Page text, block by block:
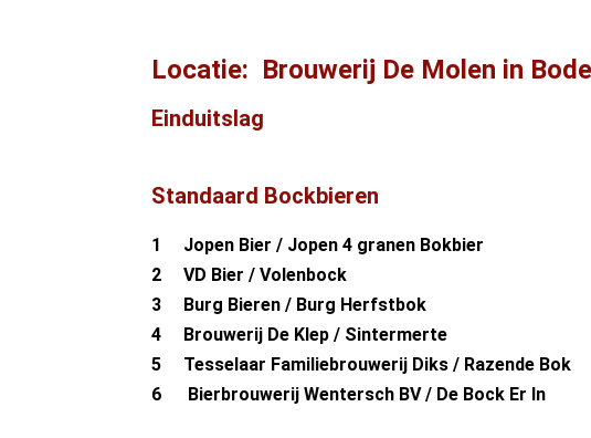
Locatie: Brouwerij De Molen in
Einduitslag
Standaard Bockbieren
1 Jopen Bier / Jopen 4 granen Bokbier
2 VD Bier / Volenbock
3 Burg Bieren / Burg Herfstbok
4 Brouwerij De Klep / Sintermerte
5 Tesselaar Familiebrouwerij Diks / Razende Bok
6 Bierbrouwerij Wentersch BV / De Bock Er In